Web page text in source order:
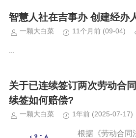
智慧人社在吉事办 创建经办
一颗大白菜 11个月前 (09-04)
...
关于已连续签订两次劳动合
续签如何赔偿?
一颗大白菜 1年前 (2025-07-17)
根据《劳动合同